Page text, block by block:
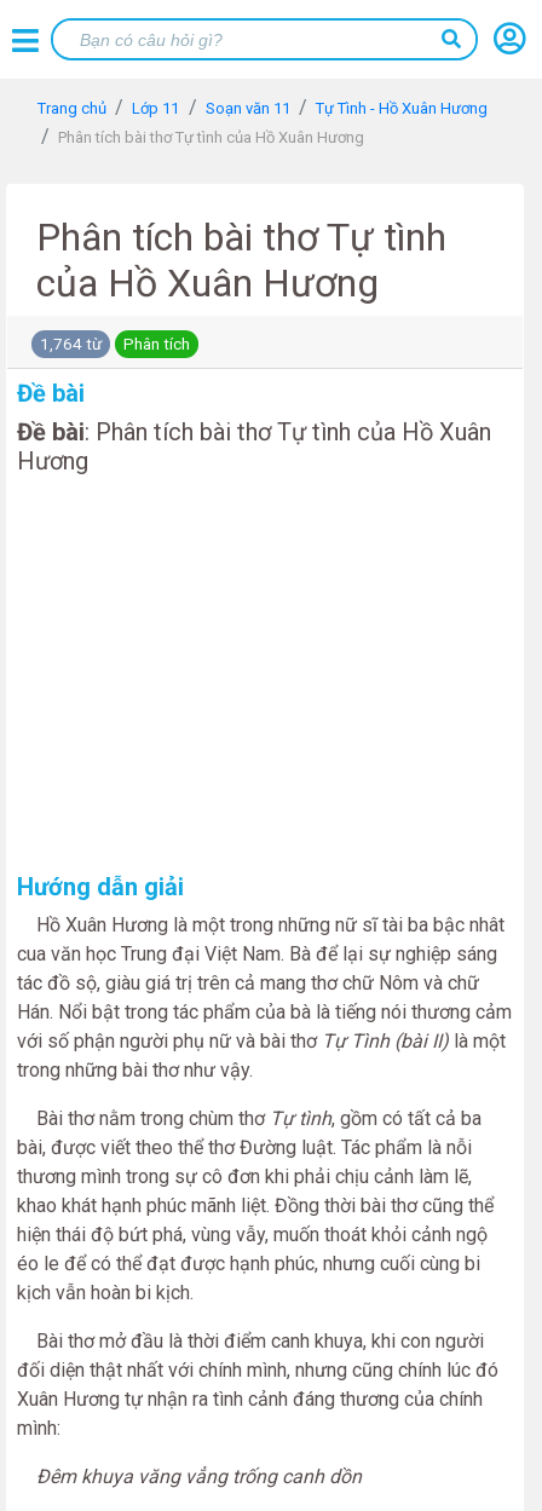
Trang chủ Lớp 11 Soạn văn 11
Tự Tình - Hồ Xuân Hương
Phân tích bài thơ Tự tình của Hồ Xuân Hương
Phân tích bài thơ Tự tình
của Hồ Xuân Hương
1,764 từ Phân tích
Đề bài
Đề bài: Phân tích bài thơ Tự tình của Hồ Xuân
Hương
Hướng dẫn giải
Hồ Xuân Hương là một trong những nữ sĩ tài ba bậc nhât
cua văn học Trung đại Việt Nam. Bà để lại sự nghiệp sáng
tác đồ sộ, giàu giá trị trên cả mang thơ chữ Nôm và chữ
Hán. Nổi bật trong tác phẩm của bà là tiếng nói thương cảm
với số phận người phụ nữ và bài thơ Tự Tình (bài II) là một
trong những bài thơ như vậy.
Bài thơ nằm trong chùm thơ Tự tình, gồm có tất cả ba
bài, được viết theo thể thơ Đường luật. Tác phẩm là nỗi
thương mình trong sự cô đơn khi phải chịu cảnh làm lẽ,
khao khát hạnh phúc mãnh liệt. Đồng thời bài thơ cũng thể
hiện thái độ bứt phá, vùng vẫy, muốn thoát khỏi cảnh ngộ
éo le để có thể đạt được hạnh phúc, nhưng cuối cùng bi
kịch vẫn hoàn bi kịch.
Bài thơ mở đầu là thời điểm canh khuya, khi con người
đối diện thật nhất với chính mình, nhưng cũng chính lúc đó
Xuân Hương tự nhận ra tình cảnh đáng thương của chính
mình:
Đêm khuya văng vẳng trống canh dồn